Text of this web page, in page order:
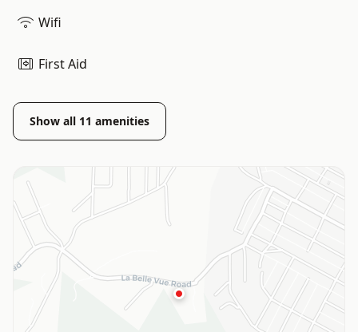
Wifi
First Aid
Show all 11 amenities